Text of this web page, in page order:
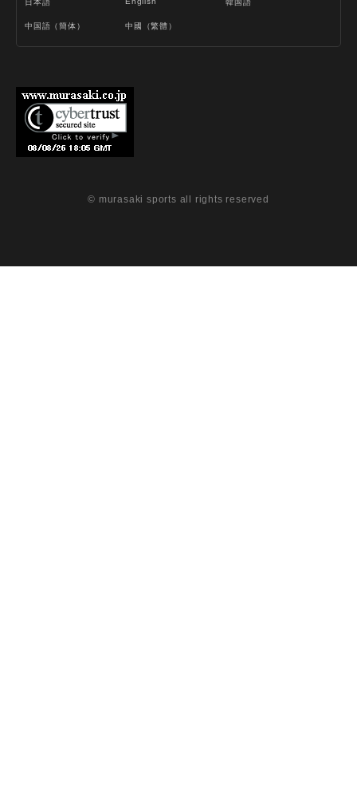
日本語 韓国語
中国語（簡体） 中國（繁體）
© murasaki sports all rights reserved